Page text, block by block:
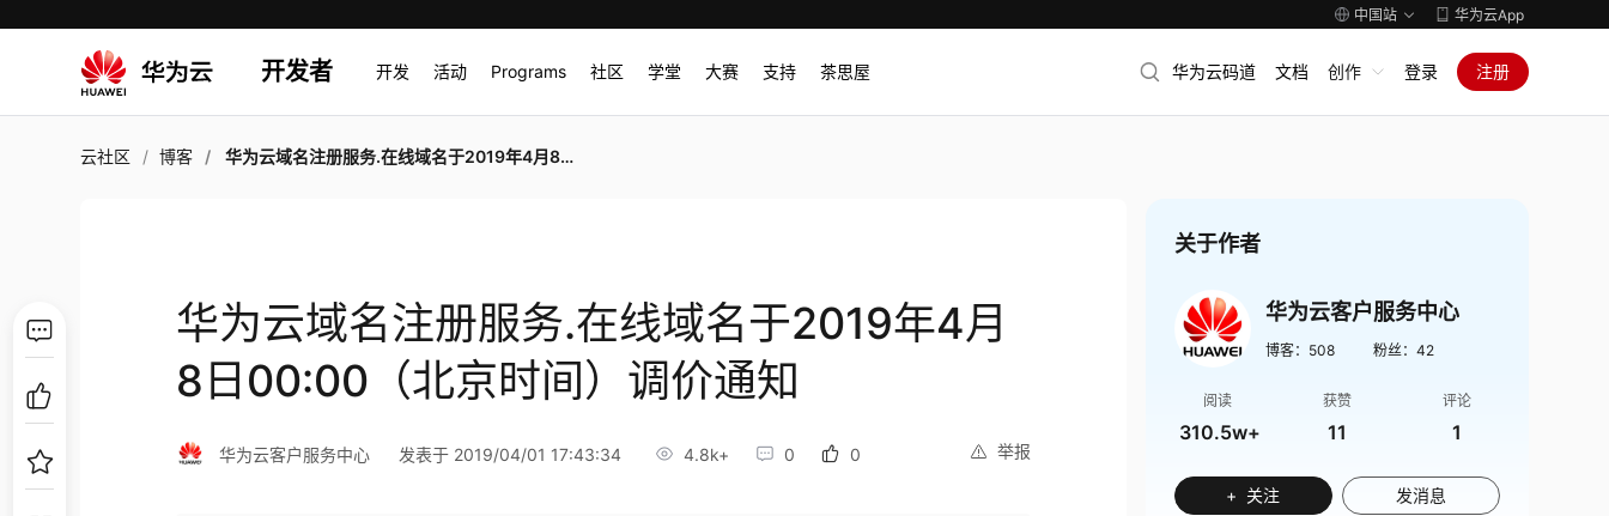
中国站 华为云App
开发者 开发 活动 Programs 社区 学堂 大赛 支持 茶思屋 华为云码道 文档 创作 登录 注册
云社区 博客 华为云域名注册服务.在线域名于2019年4月8日00:00（北京时间）调价通知
华为云域名注册服务.在线域名于2019年4月
8日00:00（北京时间）调价通知
举报
华为云客户服务中心 发表于 2019/04/01 17:43:34 4.8k+ 0 0
关于作者
华为云客户服务中心
博客： 508 粉丝： 42
阅读
310.5w+
获赞
11
评论
1
+ 关注 发消息